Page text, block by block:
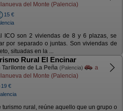
del Monte (Palencia)
15 €
ICO son 2 viviendas de 8 y 6 plazas, se
por separado o juntas. Son viviendas de
situadas en la ...
Rural El Encinar
Tarilonte de La Peña (Palencia)
a
del Monte (Palencia)
19 €
turismo rural, reúne aquello que un grupo o